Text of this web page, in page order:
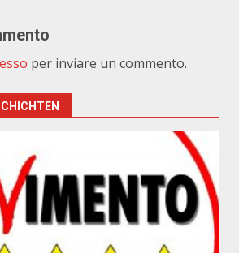
per inviare un commento.